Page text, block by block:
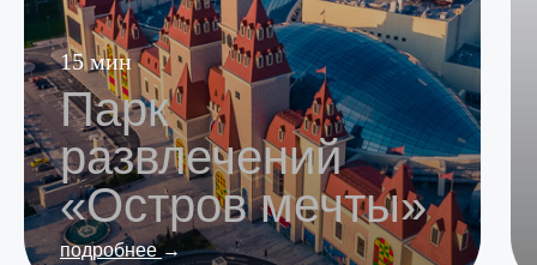
15 мин
Парк
развлечений
«Остров мечты»
подробнее→